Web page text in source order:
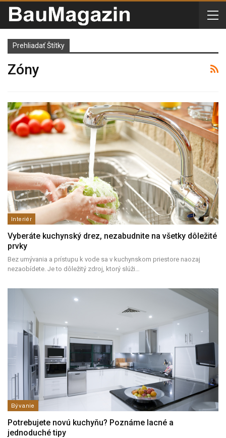
Prehliadať Štítky
Zóny
Interiér
Vyberáte kuchynský drez, nezabudnite na všetky dôležité
prvky
Bez umývania a prístupu k vode sa v kuchynskom priestore naozaj
nezaobídete. Je to dôležitý zdroj, ktorý slúži…
Bývanie
Potrebujete novú kuchyňu? Poznáme lacné a
jednoduché tipy